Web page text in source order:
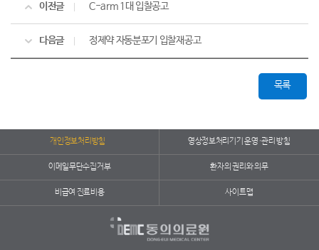
이전글 C-arm 1대 입찰공고
다음글 정제약 자동분포기 입찰재공고
목록
개인정보처리방침 영상정보처리기기 운영·관리 방침
이메일무단수집거부 환자의 권리와 의무
비급여 진료비용 사이트맵